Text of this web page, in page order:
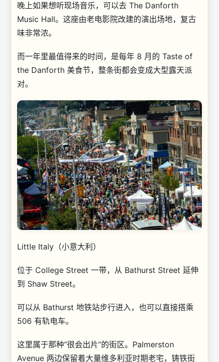
晚上如果想听现场音乐，可以去 The Danforth
Music Hall。这座由老电影院改建的演出场地，复古
味非常浓。
而一年里最值得来的时间，是每年 8 月的 Taste of
the Danforth 美食节，整条街都会变成大型露天派
对。
Little Italy（小意大利）
位于 College Street 一带，从 Bathurst Street 延伸
到 Shaw Street。
可以从 Bathurst 地铁站步行进入，也可以直接搭乘
506 有轨电车。
这里属于那种“很会出片”的街区。Palmerston
Avenue 两边保留着大量维多利亚时期老宅，铸铁街